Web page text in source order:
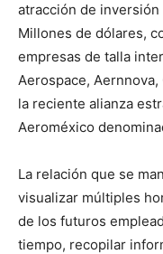
atracción de
Millones de dólares,
empresas de talla
Aerospace,
la reciente alianza
Aeroméxico
La relación que se
visualizar múltiples
de los futuros
tiempo, recopilar